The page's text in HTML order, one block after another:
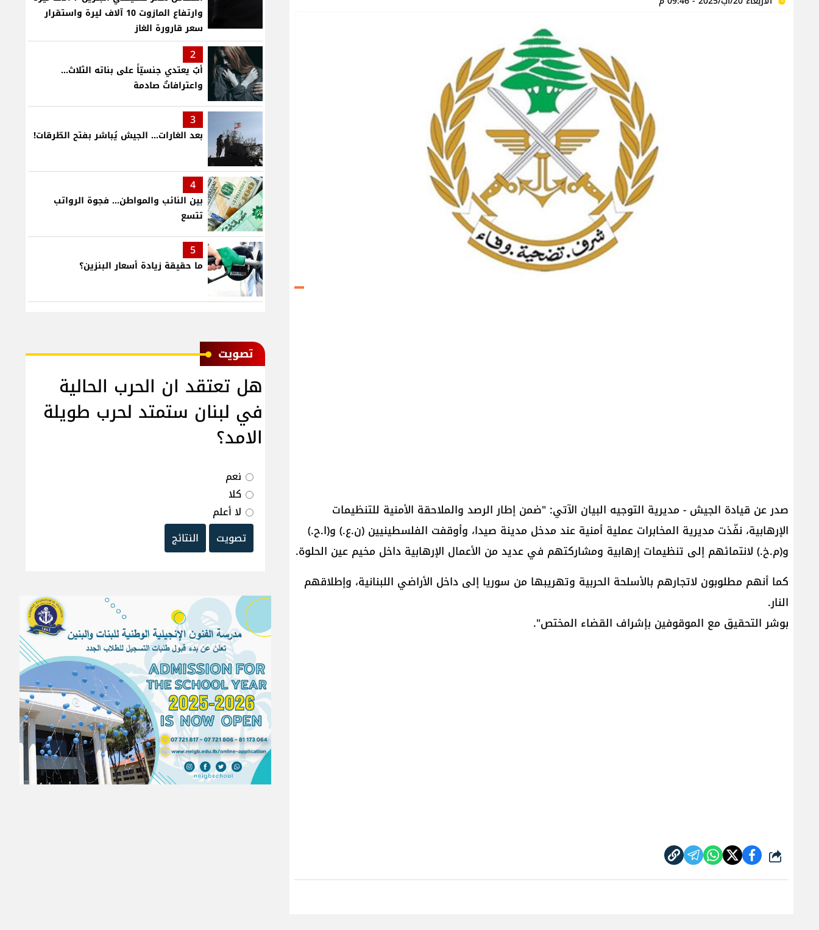
صدر عن قيادة الجيش - مديرية التوجيه البيان الآتي: "ضمن إطار الرصد والملاحقة الأمنية للتنظيمات
الإرهابية، نفّذت مديرية المخابرات عملية أمنية عند مدخل مدينة صيدا، وأوقفت الفلسطينيين (ن.ع.) و(ا.ح.)
و(م.خ.) لانتمائهم إلى تنظيمات إرهابية ومشاركتهم في عديد من الأعمال الإرهابية داخل مخيم عين الحلوة.
كما أنهم مطلوبون لاتجارهم بالأسلحة الحربية وتهريبها من سوريا إلى داخل الأراضي اللبنانية، وإطلاقهم
النار.
بوشر التحقيق مع الموقوفين بإشراف القضاء المختص".
شارك
وارتفاع المازوت 10 آلاف ليرة واستقرار
سعر قارورة الغاز
2
أبٌ يعتدي جنسيّاً على بناته الثلاث…
واعترافاتٌ صادمة
3
بعد الغارات... الجيش يُباشر بفتح الطّرقات!
4
بين النائب والمواطن... فجوة الرواتب
تتسع
5
ما حقيقة زيادة أسعار البنزين؟
ﺗﺼﻮﻳﺖ
هل تعتقد ان الحرب الحالية
في لبنان ستمتد لحرب طويلة
الامد؟
نعم
كلا
لا أعلم
تصويت
النتائج